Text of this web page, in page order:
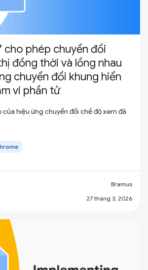
cho phép chuyển đổi
đồng thời và lồng nhau
chuyển đổi khung hiển
vi phần tử
của hiệu ứng chuyển đổi chế độ xem đã
Bramus
27 tháng 3, 2026